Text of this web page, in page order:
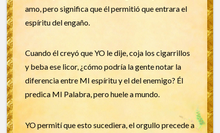
amo, pero significa que él permitió que entrara el
espíritu del engaño.
Cuando él creyó que YO le dije, coja los cigarrillos
y beba ese licor, ¿cómo podría la gente notar la
diferencia entre MI espíritu y el del enemigo? Él
predica MI Palabra, pero huele a mundo.
YO permití que esto sucediera, el orgullo precede a